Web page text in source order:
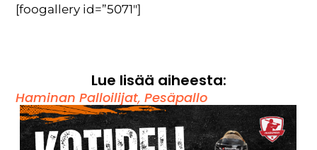
[foogallery id=”5071″]
Lue lisää aiheesta:
Haminan Palloilijat,Pesäpallo